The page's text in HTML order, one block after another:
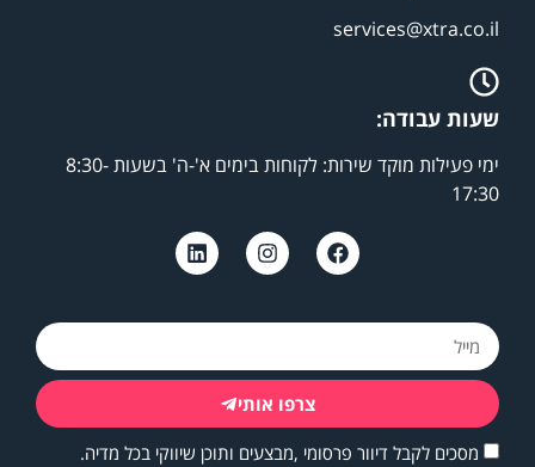
services@xtra.co.il
שעות עבודה:
ימי פעילות מוקד שירות: לקוחות בימים א'-ה' בשעות 8:30-
17:30
מסכים לקבל דיוור פרסומי ,מבצעים ותוכן שיווקי בכל מדיה.
צרפו אותי